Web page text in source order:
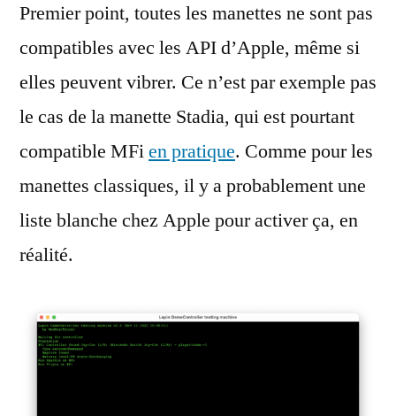
Premier point, toutes les manettes ne sont pas
compatibles avec les API d’Apple, même si
elles peuvent vibrer. Ce n’est par exemple pas
le cas de la manette Stadia, qui est pourtant
compatible MFien pratique. Comme pour les
manettes classiques, il y a probablement une
liste blanche chez Apple pour activer ça, en
réalité.